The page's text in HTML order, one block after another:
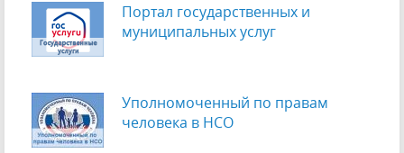
Портал государственных и
муниципальных услуг
Уполномоченный по правам
человека в НСО